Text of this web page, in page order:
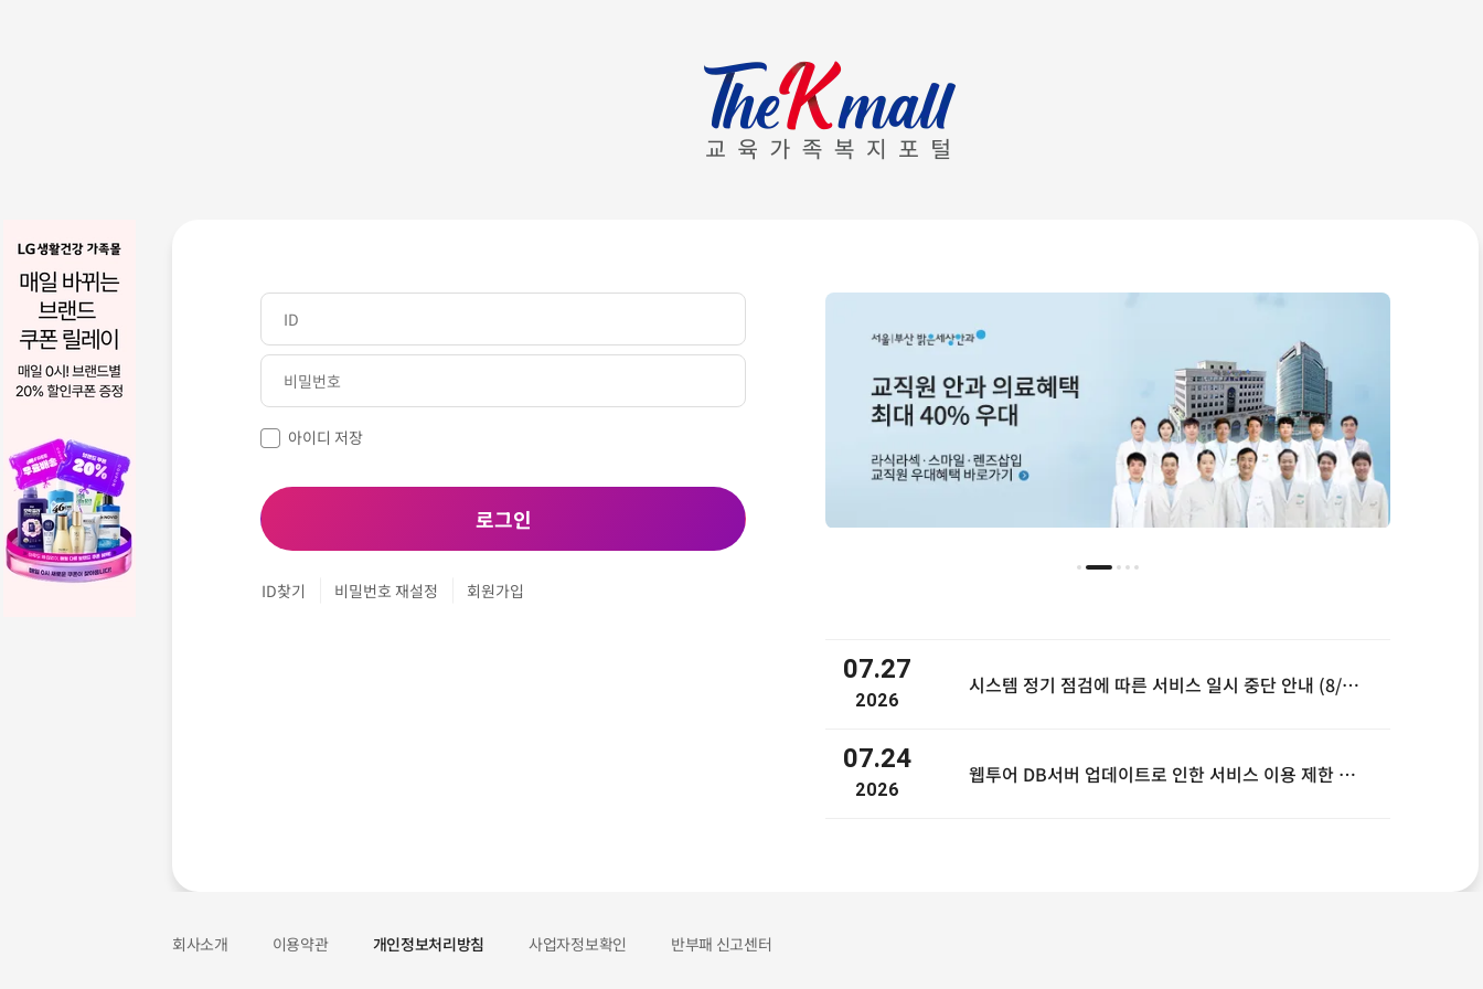
아이디 저장
로그인
ID찾기 비밀번호 재설정 회원가입
2026
07.27 시스템 정기 점검에 따른 서비스 일시 중단 안내 (8/9, 00~08시)
2026
07.24 웹투어 DB서버 업데이트로 인한 서비스 이용 제한 안내(2026.08.06)
회사소개 이용약관 개인정보처리방침 사업자정보확인 반부패 신고센터